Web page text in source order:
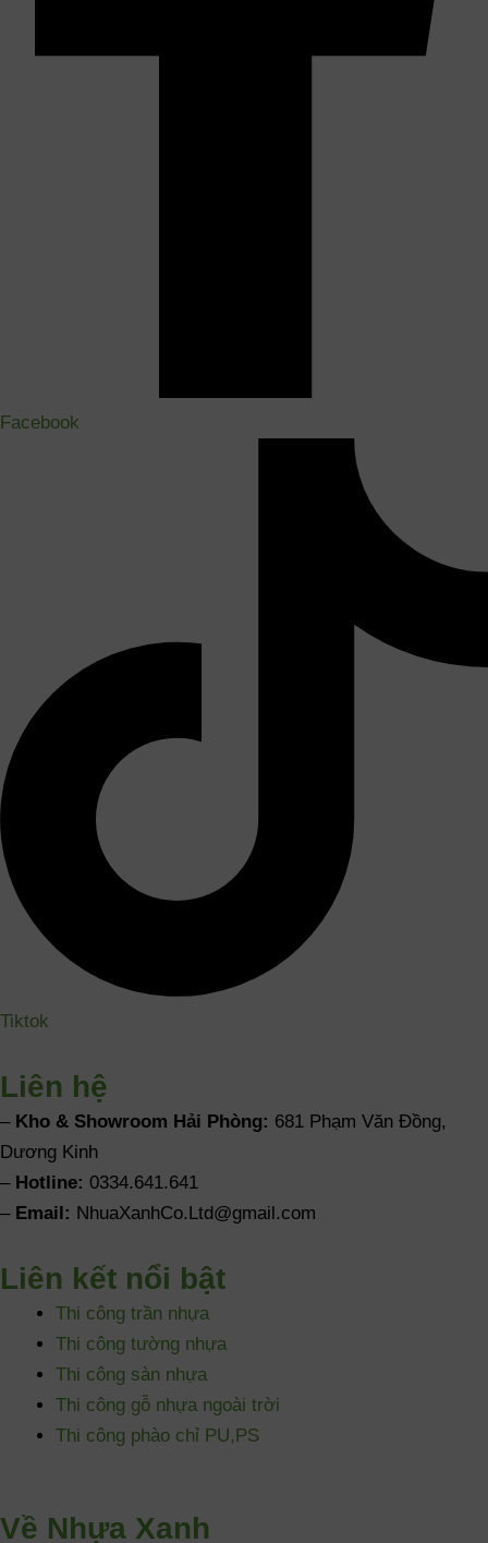
Facebook
Tiktok
Liên hệ
–Kho & Showroom Hải Phòng: 681 Phạm Văn Đồng,
Dương Kinh
–Hotline: 0334.641.641
– Email: NhuaXanhCo.Ltd@gmail.com
Liên kết nổi bật
Thi công trần nhựa
Thi công tường nhựa
Thi công sàn nhựa
Thi công gỗ nhựa ngoài trời
Thi công phào chỉ PU,PS
Về Nhựa Xanh